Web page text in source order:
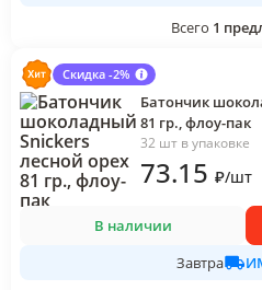
Всего 1
Скидка -2%
Батончик
81 гр., флоу-пак
32 шт в упаковке
73.15 ₽/шт
В наличии
Завтра